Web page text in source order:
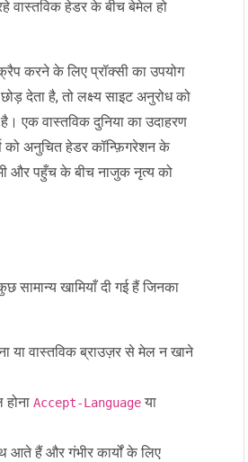
वास्तविक हेडर के बीच बेमेल हो
करने के लिए प्रॉक्सी का उपयोग
देता है, तो लक्ष्य साइट अनुरोध को
एक वास्तविक दुनिया का उदाहरण
को अनुचित हेडर कॉन्फ़िगरेशन के
और पहुँच के बीच नाजुक नृत्य को
खामियाँ दी गई हैं जिनका
या वास्तविक ब्राउज़र से मेल न खाने
Accept-Language या
आते हैं और गंभीर कार्यों के लिए